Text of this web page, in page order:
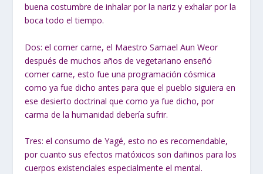
buena costumbre de inhalar por la nariz y exhalar por la
boca todo el tiempo.
Dos: el comer carne, el Maestro Samael Aun Weor
después de muchos años de vegetariano enseñó
comer carne, esto fue una programación cósmica
como ya fue dicho antes para que el pueblo siguiera en
ese desierto doctrinal que como ya fue dicho, por
carma de la humanidad debería sufrir.
Tres: el consumo de Yagé, esto no es recomendable,
por cuanto sus efectos matóxicos son dañinos para los
cuerpos existenciales especialmente el mental.